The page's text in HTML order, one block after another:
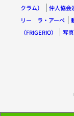
クラム）
仲人協会
リー ラ・アーペ
（FRIGERIO）
写